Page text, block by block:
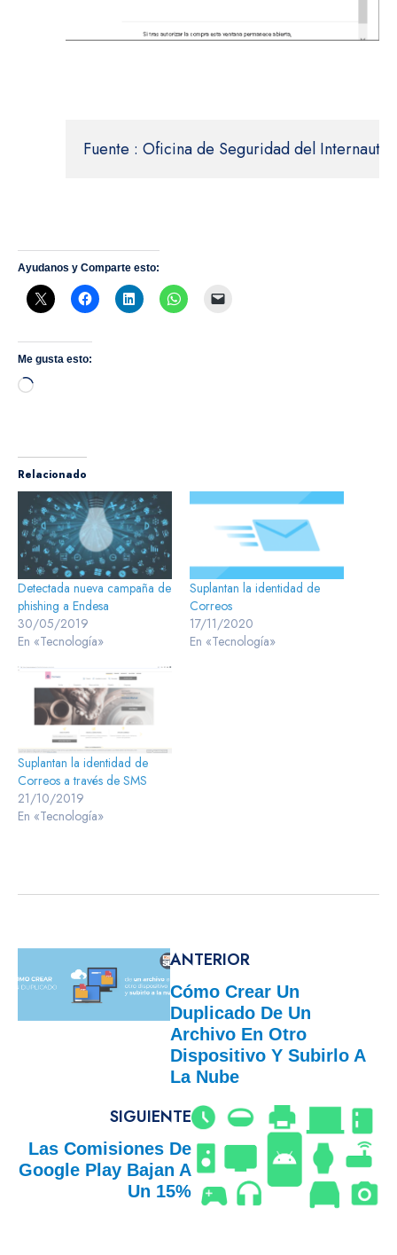
Fuente : Oficina de Seguridad del Internauta
Ayudanos y Comparte esto:
Me gusta esto:
Cargando...
Relacionado
Detectada nueva campaña de
phishing a Endesa
30/05/2019
En «Tecnología»
Suplantan la identidad de
Correos
17/11/2020
En «Tecnología»
Suplantan la identidad de
Correos a través de SMS
21/10/2019
En «Tecnología»
ANTERIOR
Cómo Crear Un
Duplicado De Un
Archivo En Otro
Dispositivo Y Subirlo A
La Nube
SIGUIENTE
Las Comisiones De
Google Play Bajan A
Un 15%